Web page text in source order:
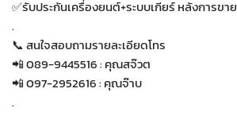
✅รับประกันเครื่องยนต์+ระบบเกียร์ หลังการขาย
.
📞 สนใจสอบถามรายละเอียดโทร
📲 089-9445516 : คุณสจ๊วต
📲 097-2952616 : คุณจ๊าบ
.